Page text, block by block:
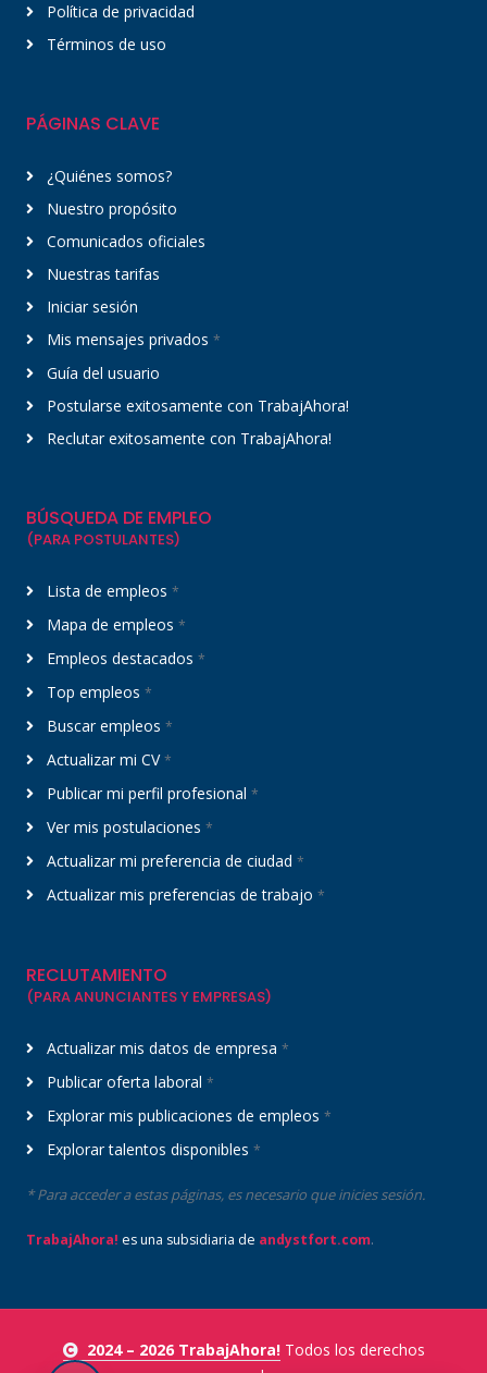
Política de privacidad
Términos de uso
PÁGINAS CLAVE
¿Quiénes somos?
Nuestro propósito
Comunicados oficiales
Nuestras tarifas
Iniciar sesión
Mis mensajes privados *
Guía del usuario
Postularse exitosamente con TrabajAhora!
Reclutar exitosamente con TrabajAhora!
BÚSQUEDA DE EMPLEO
(PARA POSTULANTES)
Lista de empleos *
Mapa de empleos *
Empleos destacados *
Top empleos *
Buscar empleos *
Actualizar mi CV*
Publicar mi perfil profesional *
Ver mis postulaciones *
Actualizar mi preferencia de ciudad *
Actualizar mis preferencias de trabajo *
RECLUTAMIENTO
(PARA ANUNCIANTES Y EMPRESAS)
Actualizar mis datos de empresa *
Publicar oferta laboral *
Explorar mis publicaciones de empleos *
Explorar talentos disponibles *
* Para acceder a estas páginas, es necesario que inicies sesión.
TrabajAhora! es una subsidiaria de andystfort.com.
2024 – 2026 TrabajAhora!Todos los derechos